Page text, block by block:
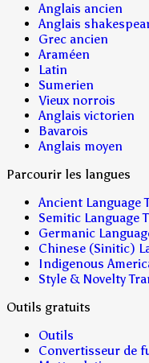
Anglais ancien
Anglais
Grec ancien
Araméen
Latin
Sumerien
Vieux norrois
Anglais victorien
Bavarois
Anglais moyen
Parcourir les langues
Ancient Language
Semitic Language
Germanic
Chinese (Sinitic)
Indigenous
Style & Novelty
Outils gratuits
Outils
Convertisseur de